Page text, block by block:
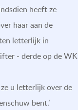
heeft ze
haar aan de
letterlijk in
- derde op de WK
u letterlijk over de
bent.’